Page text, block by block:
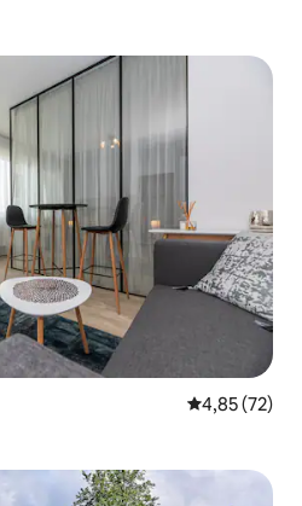
Gemiddelde
4,85 (72)